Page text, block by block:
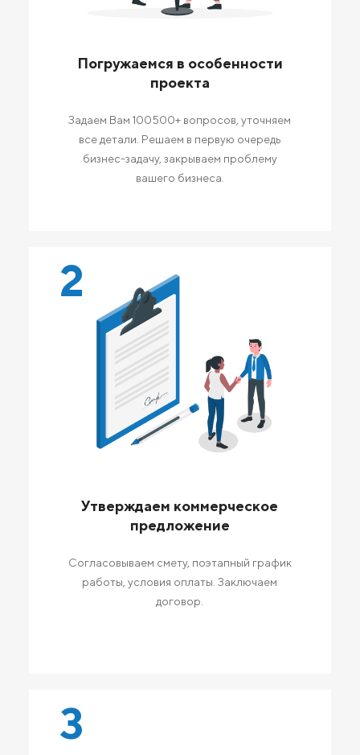
Погружаемся в особенности
проекта
Задаем Вам 100500+ вопросов, уточняем
все детали. Решаем в первую очередь
бизнес-задачу, закрываем проблему
вашего бизнеса.
2
Утверждаем коммерческое
предложение
Согласовываем смету, поэтапный график
работы, условия оплаты. Заключаем
договор.
3